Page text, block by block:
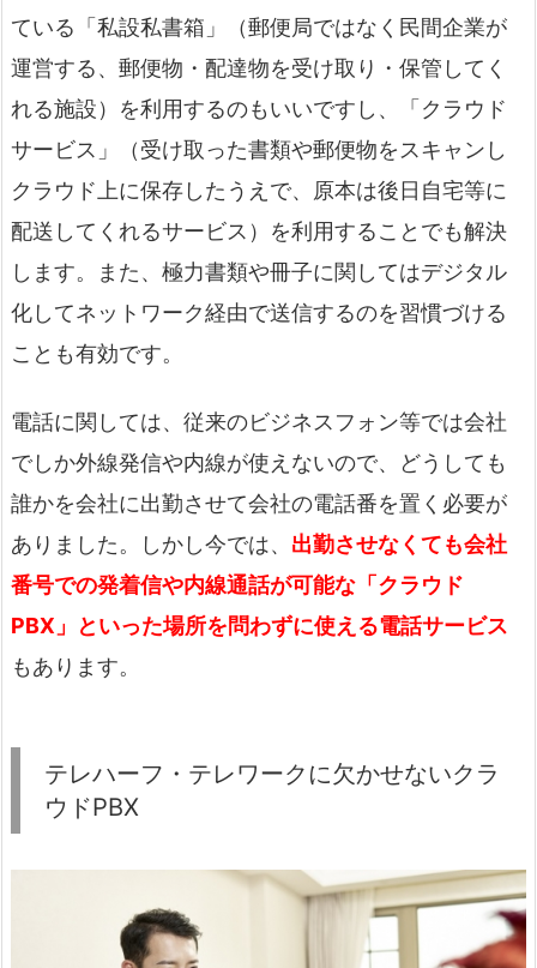
ている「私設私書箱」（郵便局ではなく民間企業が
運営する、郵便物・配達物を受け取り・保管してく
れる施設）を利用するのもいいですし、「クラウド
サービス」（受け取った書類や郵便物をスキャンし
クラウド上に保存したうえで、原本は後日自宅等に
配送してくれるサービス）を利用することでも解決
します。また、極力書類や冊子に関してはデジタル
化してネットワーク経由で送信するのを習慣づける
ことも有効です。
電話に関しては、従来のビジネスフォン等では会社
でしか外線発信や内線が使えないので、どうしても
誰かを会社に出勤させて会社の電話番を置く必要が
ありました。しかし今では、 出勤させなくても会社
番号での発着信や内線通話が可能な「クラウド
PBX」といった場所を問わずに使える電話サービス
もあります。
テレハーフ・テレワークに欠かせないクラ
ウドPBX